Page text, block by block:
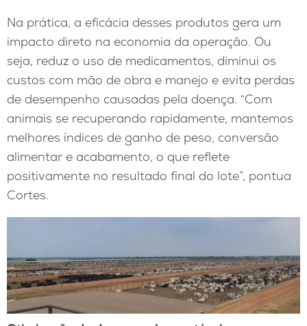
Na prática, a eficácia desses produtos gera um
impacto direto na economia da operação. Ou
seja, reduz o uso de medicamentos, diminui os
custos com mão de obra e manejo e evita perdas
de desempenho causadas pela doença. “Com
animais se recuperando rapidamente, mantemos
melhores índices de ganho de peso, conversão
alimentar e acabamento, o que reflete
positivamente no resultado final do lote”, pontua
Cortes.